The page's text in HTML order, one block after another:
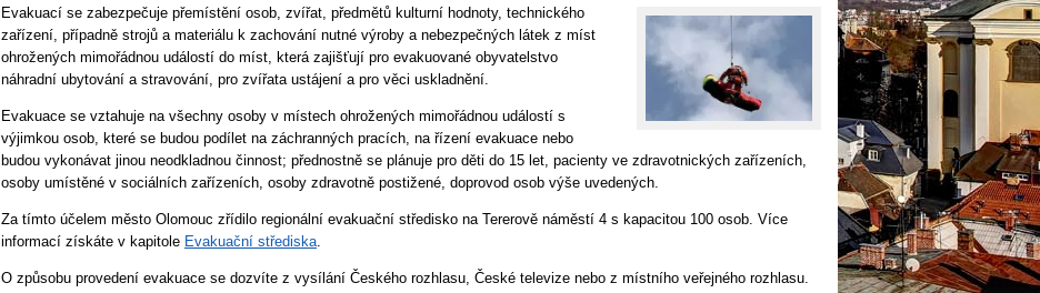
Evakuací se zabezpečuje přemístění osob, zvířat, předmětů kulturní hodnoty, technického
zařízení, případně strojů a materiálu k zachování nutné výroby a nebezpečných látek z míst
ohrožených mimořádnou událostí do míst, která zajišťují pro evakuované obyvatelstvo
náhradní ubytování a stravování, pro zvířata ustájení a pro věci uskladnění.
Evakuace se vztahuje na všechny osoby v místech ohrožených mimořádnou událostí s
výjimkou osob, které se budou podílet na záchranných pracích, na řízení evakuace nebo
budou vykonávat jinou neodkladnou činnost; přednostně se plánuje pro děti do 15 let, pacienty ve zdravotnických zařízeních,
osoby umístěné v sociálních zařízeních, osoby zdravotně postižené, doprovod osob výše uvedených.
Za tímto účelem město Olomouc zřídilo regionální evakuační středisko na Tererově náměstí 4 s kapacitou 100 osob. Více
informací získáte v kapitole Evakuační střediska.
O způsobu provedení evakuace se dozvíte z vysílání Českého rozhlasu, České televize nebo z místního veřejného rozhlasu.